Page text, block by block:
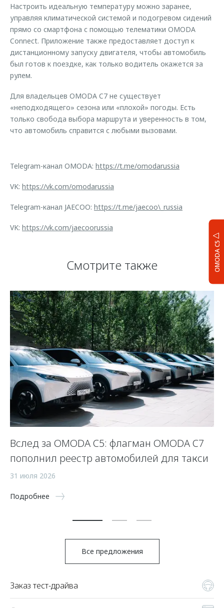
OMODA C5
Настроить идеальную температуру можно заранее,
управляя климатической системой и подогревом сидений
прямо со смартфона с помощью телематики OMODA
Connect. Приложение также предоставляет доступ к
дистанционному запуску двигателя, чтобы автомобиль
был готов к поездке, как только водитель окажется за
рулем.
Для владельцев OMODA C7 не существует
«неподходящего» сезона или «плохой» погоды. Есть
только свобода выбора маршрута и уверенность в том,
что автомобиль справится с любыми вызовами.
Telegram-канал OMODA: https://t.me/omodarussia
VK: https://vk.com/omodarussia
Telegram-канал JAECOO: https://t.me/jaecoo\_russia
VK: https://vk.com/jaecoorussia
Смотрите также
Вслед за OMODA C5: флагман OMODA C7
пополнил реестр автомобилей для такси
31 июля 2026
Подробнее
Все предложения
Заказ тест-драйва